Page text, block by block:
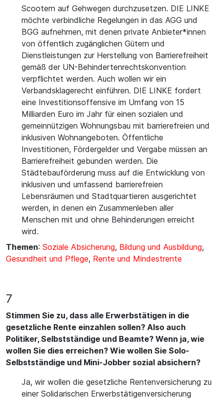
Scootern auf Gehwegen durchzusetzen. DIE LINKE
möchte verbindliche Regelungen in das AGG und
BGG aufnehmen, mit denen private Anbieter*innen
von öffentlich zugänglichen Gütern und
Dienstleistungen zur Herstellung von Barrierefreiheit
gemäß der UN-Behindertenrechtskonvention
verpflichtet werden. Auch wollen wir ein
Verbandsklagerecht einführen. DIE LINKE fordert
eine Investitionsoffensive im Umfang von 15
Milliarden Euro im Jahr für einen sozialen und
gemeinnützigen Wohnungsbau mit barrierefreien und
inklusiven Wohnangeboten. Öffentliche
Investitionen, Fördergelder und Vergabe müssen an
Barrierefreiheit gebunden werden. Die
Städtebauförderung muss auf die Entwicklung von
inklusiven und umfassend barrierefreien
Lebensräumen und Stadtquartieren ausgerichtet
werden, in denen ein Zusammenleben aller
Menschen mit und ohne Behinderungen erreicht
wird.
Themen: Soziale Absicherung, Bildung und Ausbildung,
Gesundheit und Pflege, Rente und Mindestrente
7
Stimmen Sie zu, dass alle Erwerbstätigen in die
gesetzliche Rente einzahlen sollen? Also auch
Politiker, Selbstständige und Beamte? Wenn ja, wie
wollen Sie dies erreichen? Wie wollen Sie Solo-
Selbstständige und Mini-Jobber sozial absichern?
Ja, wir wollen die gesetzliche Rentenversicherung zu
einer Solidarischen Erwerbstätigenversicherung